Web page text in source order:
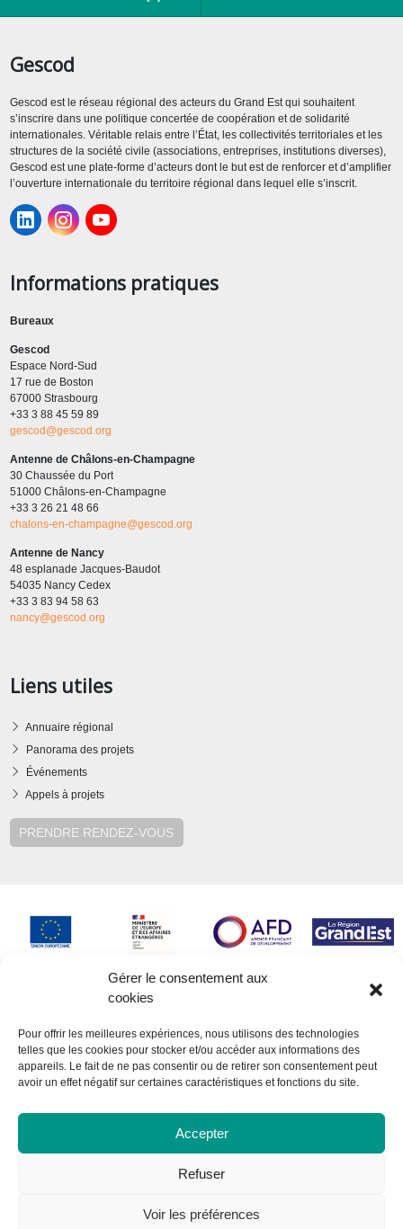
Gérer le consentement aux
cookies
Pour offrir les meilleures expériences, nous utilisons des technologies
telles que les cookies pour stocker et/ou accéder aux informations des
appareils. Le fait de ne pas consentir ou de retirer son consentement peut
avoir un effet négatif sur certaines caractéristiques et fonctions du site.
Accepter
Refuser
Voir les préférences
Gescod
Gescod est le réseau régional des acteurs du Grand Est qui souhaitent
s’inscrire dans une politique concertée de coopération et de solidarité
internationales. Véritable relais entre l’État, les collectivités territoriales et les
structures de la société civile (associations, entreprises, institutions diverses),
Gescod est une plate-forme d’acteurs dont le but est de renforcer et d’amplifier
l’ouverture internationale du territoire régional dans lequel elle s’inscrit.
Informations pratiques
Bureaux
Gescod
Espace Nord-Sud
17 rue de Boston
67000 Strasbourg
+33 3 88 45 59 89
gescod@gescod.org
Antenne de Châlons-en-Champagne
30 Chaussée du Port
51000 Châlons-en-Champagne
+33 3 26 21 48 66
chalons-en-champagne@gescod.org
Antenne de Nancy
48 esplanade Jacques-Baudot
54035 Nancy Cedex
+33 3 83 94 58 63
nancy@gescod.org
Liens utiles
Annuaire régional
Panorama des projets
Événements
Appels à projets
PRENDRE RENDEZ-VOUS